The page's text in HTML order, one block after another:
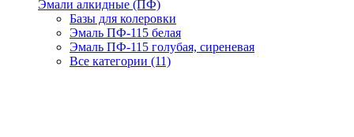
Эмали алкидные (ПФ)
Базы для колеровки
Эмаль ПФ-115 белая
Эмаль ПФ-115 голубая, сиреневая
Все категории (11)